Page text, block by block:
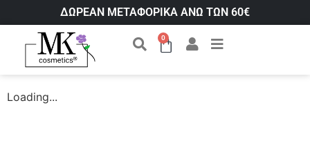
ΔΩΡΕΑΝ ΜΕΤΑΦΟΡΙΚΑ ΑΝΩ ΤΩΝ 60€
0
Loading...